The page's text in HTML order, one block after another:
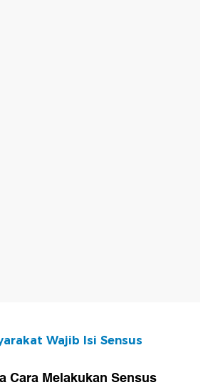
Wajib Isi Sensus
Cara Melakukan Sensus